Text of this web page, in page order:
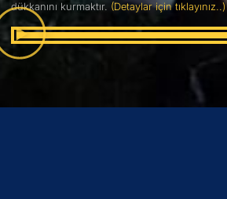
dükkanını kurmaktır. (Detaylar için tıklayınız..)